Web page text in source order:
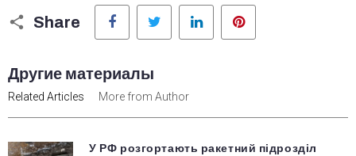
Share
Facebook Twitter LinkedIn
Другие материалы
Related Articles More from Author
У РФ розгортають ракетний підрозділ